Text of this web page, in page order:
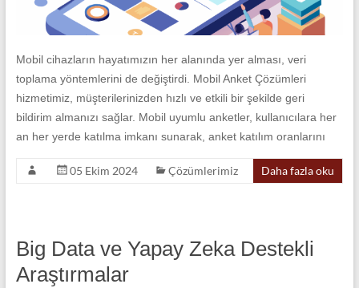
Mobil cihazların hayatımızın her alanında yer alması, veri
toplama yöntemlerini de değiştirdi. Mobil Anket Çözümleri
hizmetimiz, müşterilerinizden hızlı ve etkili bir şekilde geri
bildirim almanızı sağlar. Mobil uyumlu anketler, kullanıcılara her
an her yerde katılma imkanı sunarak, anket katılım oranlarını
05 Ekim 2024 Çözümlerimiz Daha fazla oku
Big Data ve Yapay Zeka Destekli
Araştırmalar